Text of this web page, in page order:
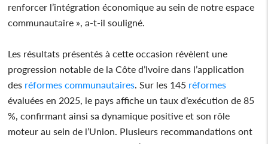
renforcer l’intégration économique au sein de notre espace
communautaire », a-t-il souligné.
Les résultats présentés à cette occasion révèlent une
progression notable de la Côte d’Ivoire dans l’application
des réformes communautaires. Sur les 145 réformes
évaluées en 2025, le pays affiche un taux d’exécution de 85
%, confirmant ainsi sa dynamique positive et son rôle
moteur au sein de l’Union. Plusieurs recommandations ont